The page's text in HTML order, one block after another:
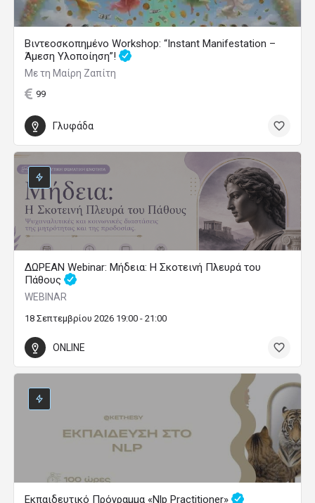
Βιντεοσκοπημένο Workshop: “Instant Manifestation –
Άμεση Υλοποίηση”!
Με τη Μαίρη Ζαπίτη
99
Γλυφάδα
ΔΩΡΕΑΝ Webinar: Μήδεια: Η Σκοτεινή Πλευρά του
Πάθους
WEBINAR
18 Σεπτεμβρίου 2026 19:00 - 21:00
ONLINE
Εκπαιδευτικό Πρόγραμμα «Nlp Practitioner»